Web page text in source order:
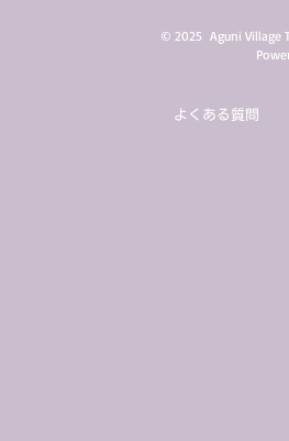
© 2025 Aguni Village
よくある質問